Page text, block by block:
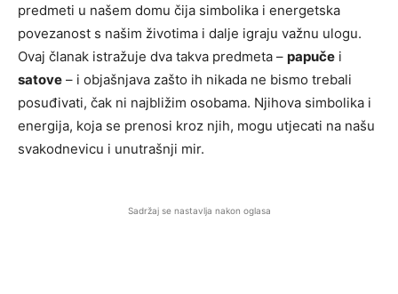
predmeti u našem domu čija simbolika i energetska
povezanost s našim životima i dalje igraju važnu ulogu.
Ovaj članak istražuje dva takva predmeta – papuče i
satove – i objašnjava zašto ih nikada ne bismo trebali
posuđivati, čak ni najbližim osobama. Njihova simbolika i
energija, koja se prenosi kroz njih, mogu utjecati na našu
svakodnevicu i unutrašnji mir.
Sadržaj se nastavlja nakon oglasa